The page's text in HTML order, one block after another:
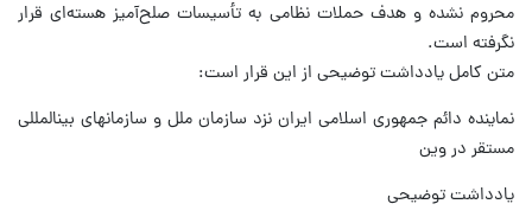
محروم نشده و هدف حملات نظامی به تأسیسات صلح‌آمیز هسته‌ای قرار
نگرفته است.
متن کامل یادداشت توضیحی از این قرار است:
نماینده دائم جمهوری اسلامی ایران نزد سازمان ملل و سازمانهای بینالمللی
مستقر در وین
یادداشت توضیحی